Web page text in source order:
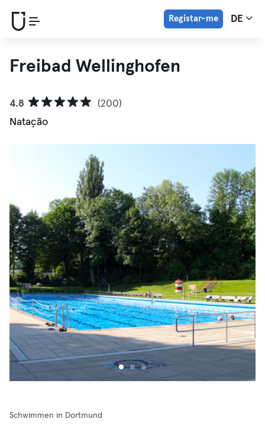
Registar-me DE
Freibad Wellinghofen
4.8
(200)
Natação
Schwimmen in Dortmund